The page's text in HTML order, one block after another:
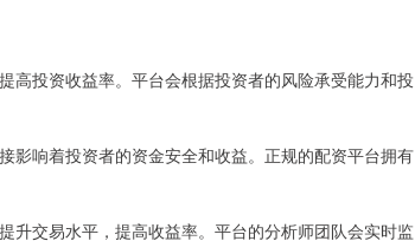
高投资收益率。平台会根据投资者的风险承受能力和投
影响着投资者的资金安全和收益。正规的配资平台拥有
升交易水平，提高收益率。平台的分析师团队会实时监